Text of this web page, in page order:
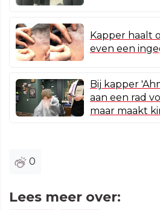
Kapper haalt
even een
Bij kapper
aan een rad
maar maakt
0
Lees meer over: